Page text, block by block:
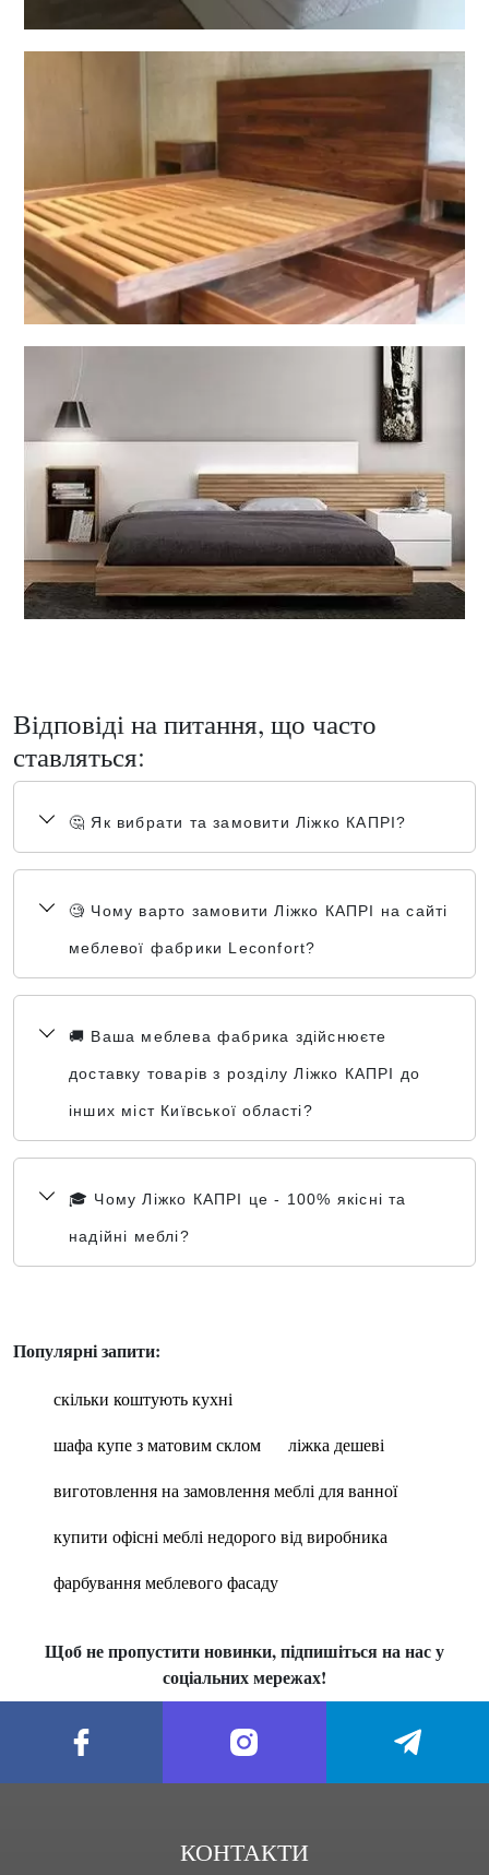
Відповіді на питання, що часто
ставляться:
🤔 Як вибрати та замовити Ліжко КАПРІ?
🧐 Чому варто замовити Ліжко КАПРІ на сайті
меблевої фабрики Leconfort?
🚚 Ваша меблева фабрика здійснюєте
доставку товарів з розділу Ліжко КАПРІ до
інших міст Київської області?
🎓 Чому Ліжко КАПРІ це - 100% якісні та
надійні меблі?
Популярні запити:
скільки коштують кухні
шафа купе з матовим склом
ліжка дешеві
виготовлення на замовлення меблі для ванної
купити офісні меблі недорого від виробника
фарбування меблевого фасаду
Щоб не пропустити новинки, підпишіться на нас у
соціальних мережах!
КОНТАКТИ